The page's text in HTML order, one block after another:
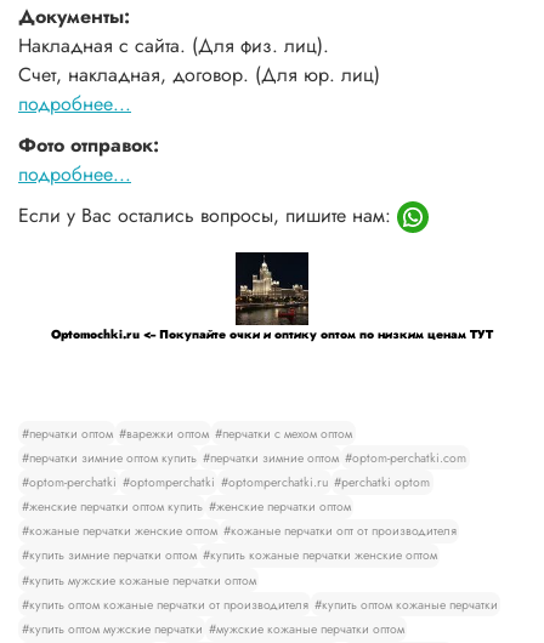
Документы:
Накладная с сайта. (Для физ. лиц).
Счет, накладная, договор. (Для юр. лиц)
подробнее...
Фото отправок:
подробнее...
Если у Вас остались вопросы, пишите нам:
Optomochki.ru <-- Покупайте очки и оптику оптом по низким ценам ТУТ
#перчатки оптом #варежки оптом #перчатки с мехом оптом
#перчатки зимние оптом купить #перчатки зимние оптом #optom-perchatki.com
#optom-perchatki #optomperchatki #optomperchatki.ru #perchatki optom
#женские перчатки оптом купить #женские перчатки оптом
#кожаные перчатки женские оптом #кожаные перчатки опт от производителя
#купить зимние перчатки оптом #купить кожаные перчатки женские оптом
#купить мужские кожаные перчатки оптом
#купить оптом кожаные перчатки от производителя #купить оптом кожаные перчатки
#купить оптом мужские перчатки #мужские кожаные перчатки оптом